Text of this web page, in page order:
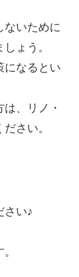
ないために
ょう。
になるとい
、リノ・
さい。
さい♪